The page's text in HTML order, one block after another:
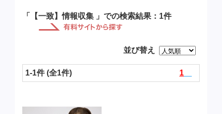
「【一致】情報収集 」での検索結果：1件
並び替え
1-1件 (全1件) 1